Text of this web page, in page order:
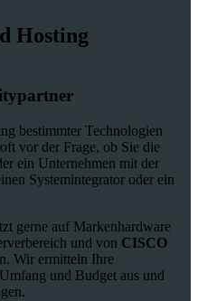
Hosting
bestimmter Technologien
oft vor der Frage, ob Sie die
ein Unternehmen mit der
Systemintegrator oder ein
gerne auf Markenhardware
und von CISCO
Wir ermitteln Ihre
und Budget aus und